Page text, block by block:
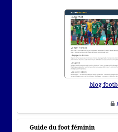
blog-
Guide du foot féminin